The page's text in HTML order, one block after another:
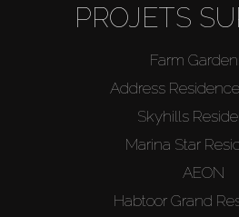
PROJETS
Farm
Address
Skyhills
Marina Star
AEON
Habtoor Grand